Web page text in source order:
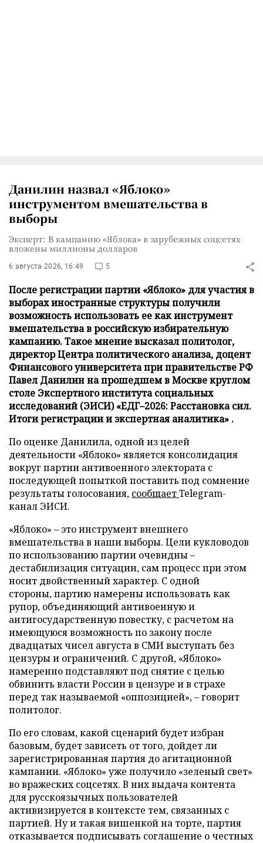
Данилин назвал «Яблоко»
инструментом вмешательства в
выборы
Эксперт: В кампанию «Яблока» в зарубежных соцсетях
вложены миллионы долларов
6 августа 2026, 16:49 5
После регистрации партии «Яблоко» для участия в
выборах иностранные структуры получили
возможность использовать ее как инструмент
вмешательства в российскую избирательную
кампанию. Такое мнение высказал политолог,
директор Центра политического анализа, доцент
Финансового университета при правительстве РФ
Павел Данилин на прошедшем в Москве круглом
столе Экспертного института социальных
исследований (ЭИСИ) «ЕДГ–2026: Расстановка сил.
Итоги регистрации и экспертная аналитика» .
По оценке Данилила, одной из целей
деятельности «Яблоко» является консолидация
вокруг партии антивоенного электората с
последующей попыткой поставить под сомнение
результаты голосования, сообщаетTelegram-
канал ЭИСИ.
«Яблоко» – это инструмент внешнего
вмешательства в наши выборы. Цели кукловодов
по использованию партии очевидны –
дестабилизация ситуации, сам процесс при этом
носит двойственный характер. С одной
стороны, партию намерены использовать как
рупор, объединяющий антивоенную и
антигосударственную повестку, с расчетом на
имеющуюся возможность по закону после
двадцатых чисел августа в СМИ выступать без
цензуры и ограничений. С другой, «Яблоко»
намеренно подставляют под снятие с целью
обвинить власти России в цензуре и в страхе
перед так называемой «оппозицией», – говорит
политолог.
По его словам, какой сценарий будет избран
базовым, будет зависеть от того, дойдет ли
зарегистрированная партия до агитационной
кампании. «Яблоко» уже получило «зеленый свет»
во вражеских соцсетях. В них выдача контента
для русскоязычных пользователей
активизируется в контексте тем, связанных с
партией. Ну и такая вишенкой на торте, партия
отказывается подписывать соглашение о честных